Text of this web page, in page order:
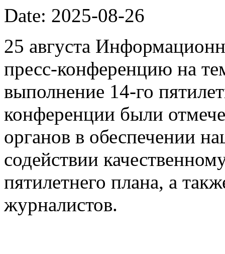
Date: 2025-08-26
25 августа
пресс-конференцию на
выполнение 14-го
конференции были
органов в обеспечении
содействии
пятилетнего плана, а
журналистов.